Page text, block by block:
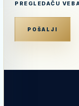
PREGLEDAČU